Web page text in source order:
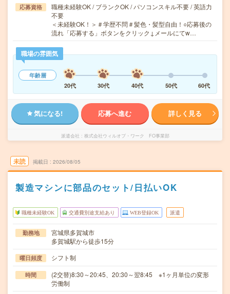
応募資格
職種未経験OK / ブランクOK / パソコンスキル不要 / 英語力
不要
＜未経験OK！＞＃学歴不問＃髪色・髪型自由！○応募後の
流れ「応募する」ボタンをクリック↓メールにてw…
職場の雰囲気
年齢層
20代
30代 40代 50代 60代
気になる! 応募へ進む 詳しく見る
派遣会社 株式会社ウィルオブ・ワーク FO事業部
未読 掲載日 2026/08/05
製造マシンに部品のセット/日払いOK
職種未経験OK 交通費別途支給あり WEB登録OK 派遣
勤務地
宮城県多賀城市
多賀城駅から徒歩15分
曜日頻度 シフト制
時間
(2交替)8:30～20:45、20:30～翌8:45 ※1ヶ月単位の変形
労働制